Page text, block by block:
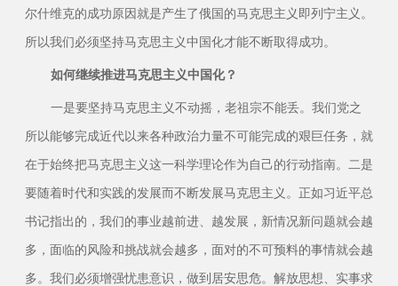
尔什维克的成功原因就是产生了俄国的马克思主义即列宁主义。
所以我们必须坚持马克思主义中国化才能不断取得成功。
如何继续推进马克思主义中国化？
一是要坚持马克思主义不动摇，老祖宗不能丢。我们党之
所以能够完成近代以来各种政治力量不可能完成的艰巨任务，就
在于始终把马克思主义这一科学理论作为自己的行动指南。二是
要随着时代和实践的发展而不断发展马克思主义。正如习近平总
书记指出的，我们的事业越前进、越发展，新情况新问题就会越
多，面临的风险和挑战就会越多，面对的不可预料的事情就会越
多。我们必须增强忧患意识，做到居安思危。解放思想、实事求